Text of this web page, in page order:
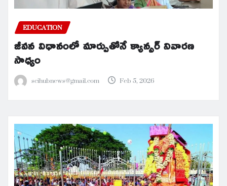
EDUCATION
జీవన విధానంలో మార్పుతోనే క్యాన్సర్ నివారణ
సాధ్యం
scihubnews@gmail.com Feb 5, 2026